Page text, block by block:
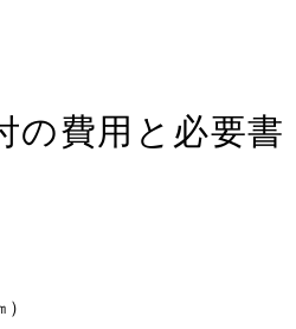
の費用と必要書